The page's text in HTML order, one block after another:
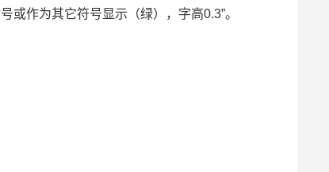
作为其它符号显示（绿），字高0.3”。